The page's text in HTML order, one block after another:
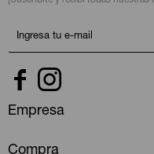
 
Empresa
Compra